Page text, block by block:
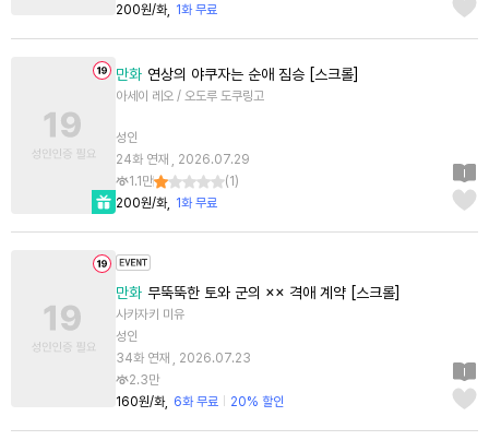
200원/화
1화 무료
만화 연상의 야쿠자는 순애 짐승 [스크롤]
아세이 레오 / 오도루 도쿠링고
성인
24화 연재 , 2026.07.29
1.1만
(1 )
200원/화
1화 무료
만화 무뚝뚝한 토와 군의 ×× 격애 계약 [스크롤]
사카자키 미유
성인
34화 연재 , 2026.07.23
2.3만
160원/화
6화 무료 20% 할인